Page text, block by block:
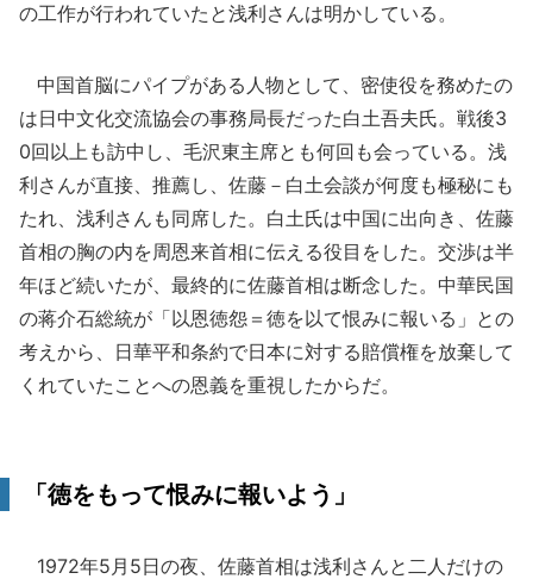
の工作が行われていたと浅利さんは明かしている。
中国首脳にパイプがある人物として、密使役を務めたの
は日中文化交流協会の事務局長だった白土吾夫氏。戦後3
0回以上も訪中し、毛沢東主席とも何回も会っている。浅
利さんが直接、推薦し、佐藤－白土会談が何度も極秘にも
たれ、浅利さんも同席した。白土氏は中国に出向き、佐藤
首相の胸の内を周恩来首相に伝える役目をした。交渉は半
年ほど続いたが、最終的に佐藤首相は断念した。中華民国
の蒋介石総統が「以恩徳怨＝徳を以て恨みに報いる」との
考えから、日華平和条約で日本に対する賠償権を放棄して
くれていたことへの恩義を重視したからだ。
「徳をもって恨みに報いよう」
1972年5月5日の夜、佐藤首相は浅利さんと二人だけの